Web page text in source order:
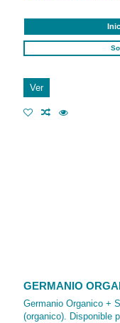
Ver
GERMANIO
Germanio Organico +
(organico). Disponible